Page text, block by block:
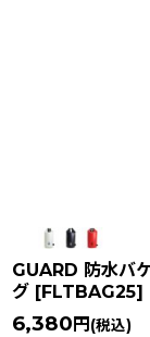
GUARD 防水バ
グ [FLTBAG25]
6,380 円 (税込)